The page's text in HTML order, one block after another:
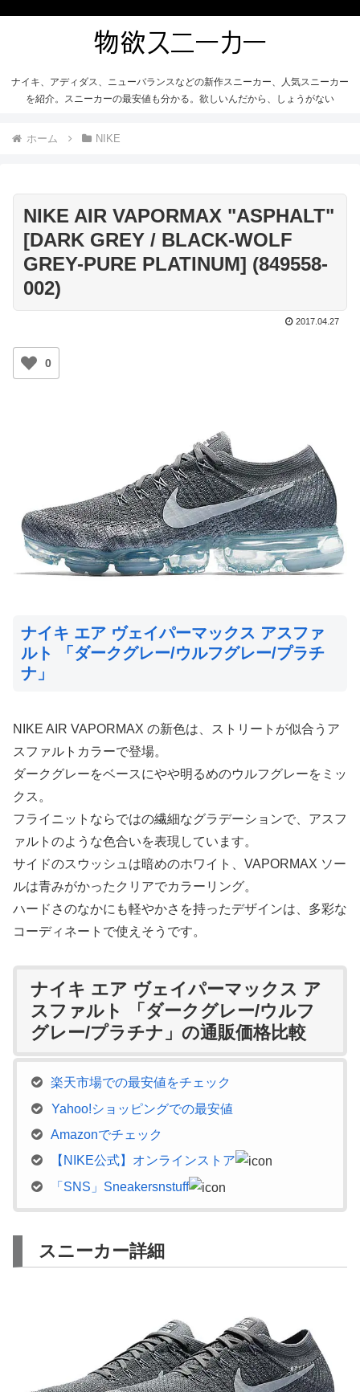
ナイキ、アディダス、ニューバランスなどの新作スニーカー、人気スニーカー
を紹介。スニーカーの最安値も分かる。欲しいんだから、しょうがない
ホーム NIKE
NIKE AIR VAPORMAX "ASPHALT"
[DARK GREY / BLACK-WOLF
GREY-PURE PLATINUM] (849558-
002)
2017.04.27
0
ナイキ エア ヴェイパーマックス アスファ
ルト 「ダークグレー/ウルフグレー/プラチ
ナ」
NIKE AIR VAPORMAX の新色は、ストリートが似合うア
スファルトカラーで登場。
ダークグレーをベースにやや明るめのウルフグレーをミッ
クス。
フライニットならではの繊細なグラデーションで、アスフ
ァルトのような色合いを表現しています。
サイドのスウッシュは暗めのホワイト、VAPORMAX ソー
ルは青みがかったクリアでカラーリング。
ハードさのなかにも軽やかさを持ったデザインは、多彩な
コーディネートで使えそうです。
ナイキ エア ヴェイパーマックス ア
スファルト 「ダークグレー/ウルフ
グレー/プラチナ」の通販価格比較
楽天市場での最安値をチェック
Yahoo!ショッピングでの最安値
Amazonでチェック
【NIKE公式】オンラインストア
「SNS」Sneakersnstuff
スニーカー詳細